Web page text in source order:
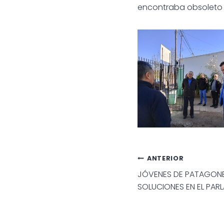
encontraba
EL INTENDENTE
LOS CAPS DE LOS
PROGRESO, VILLA
SUPERVISÓ
HOSPITAL
de
ANTERIOR
JÓVENES DE
SOLUCIONES EN EL